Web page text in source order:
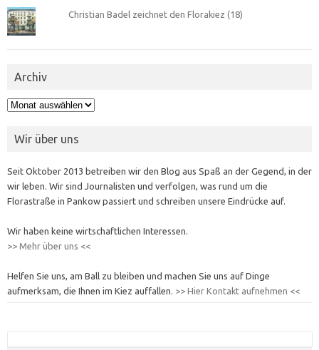
Christian Badel zeichnet den Florakiez (18)
Archiv
Archiv
Wir über uns
Seit Oktober 2013 betreiben wir den Blog aus Spaß an der Gegend, in der
wir leben. Wir sind Journalisten und verfolgen, was rund um die
Florastraße in Pankow passiert und schreiben unsere Eindrücke auf.
Wir haben keine wirtschaftlichen Interessen.
>> Mehr über uns <<
Helfen Sie uns, am Ball zu bleiben und machen Sie uns auf Dinge
aufmerksam, die Ihnen im Kiez auffallen. >> Hier Kontakt aufnehmen <<